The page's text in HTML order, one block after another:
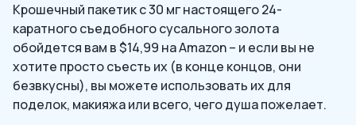
Крошечный пакетик с 30 мг настоящего 24-
каратного съедобного сусального золота
обойдется вам в $14,99 на Amazon – и если вы не
хотите просто съесть их (в конце концов, они
безвкусны), вы можете использовать их для
поделок, макияжа или всего, чего душа пожелает.